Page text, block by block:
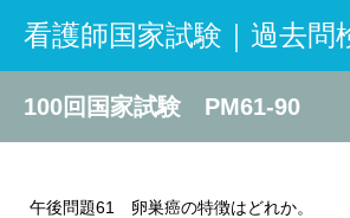
看護師国家試験｜過去問
100回国家試験 PM61-90
午後問題61 卵巣癌の特徴はどれか。